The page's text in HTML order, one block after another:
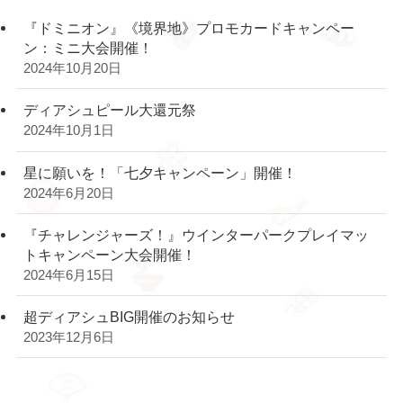
『ドミニオン』《境界地》プロモカードキャンペー
ン：ミニ大会開催！
2024年10月20日
ディアシュピール大還元祭
2024年10月1日
星に願いを！「七夕キャンペーン」開催！
2024年6月20日
『チャレンジャーズ！』ウインターパークプレイマッ
トキャンペーン大会開催！
2024年6月15日
超ディアシュBIG開催のお知らせ
2023年12月6日